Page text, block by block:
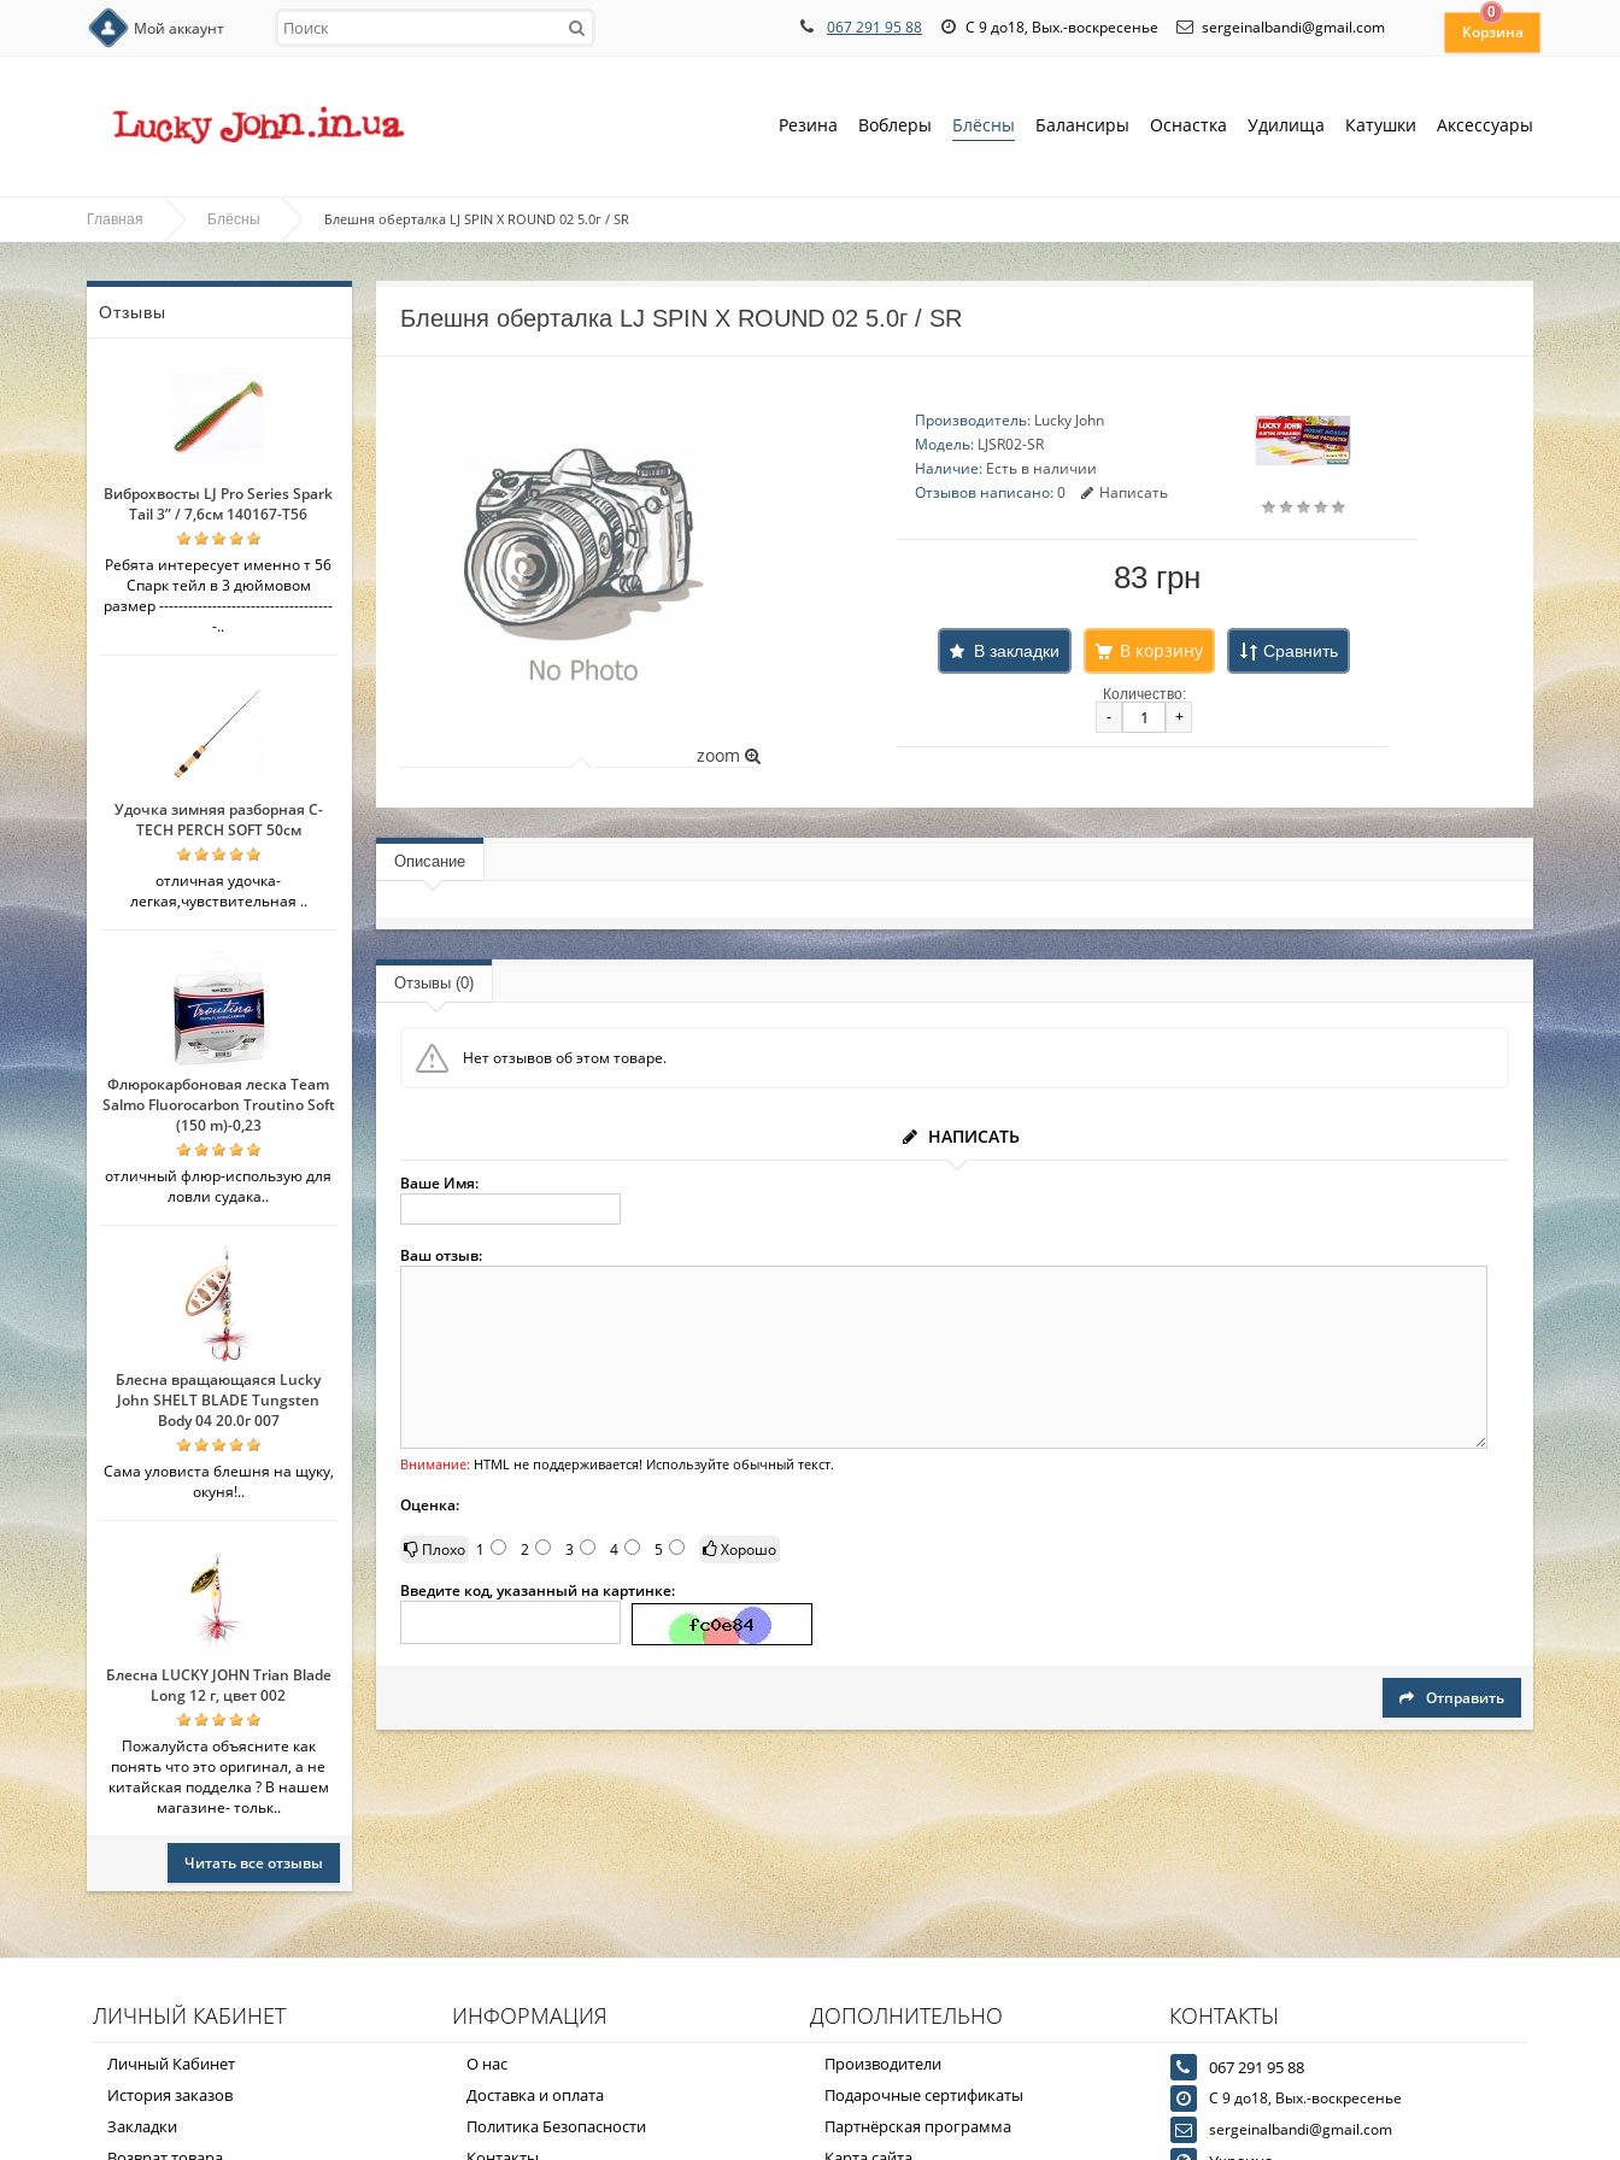
Мой аккаунт 067 291 95 88 С 9 до18, Вых.-воскресенье sergeinalbandi@gmail.com
0
Резина Воблеры Блёсны Балансиры Оснастка Удилища Катушки Аксессуары
Главная Блёсны Блешня оберталка LJ SPIN X ROUND 02 5.0г / SR
Отзывы
Виброхвосты LJ Pro Series Spark
Tail 3” / 7,6см 140167-T56
Ребята интересует именно т 56
Спарк тейл в 3 дюймовом
размер ------------------------------------
-..
Удочка зимняя разборная C-
TECH PERCH SOFT 50см
отличная удочка-
легкая,чувствительная ..
Флюрокарбоновая леска Team
Salmo Fluorocarbon Troutino Soft
(150 m)-0,23
отличный флюр-использую для
ловли судака..
Блесна вращающаяся Lucky
John SHELT BLADE Tungsten
Body 04 20.0г 007
Сама уловиста блешня на щуку,
окуня!..
Блесна LUCKY JOHN Trian Blade
Long 12 г, цвет 002
Пожалуйста объясните как
понять что это оригинал, а не
китайская подделка ? В нашем
магазине- тольк..
Читать все отзывы
Блешня оберталка LJ SPIN X ROUND 02 5.0г / SR
zoom
Производитель: Lucky John
Модель: LJSR02-SR
Наличие: Есть в наличии
Отзывов написано:0 Написать
83 грн
В закладки Сравнить
Количество:
-
+
Описание
Отзывы (0)
Нет отзывов об этом товаре.
НАПИСАТЬ
Ваше Имя:
Ваш отзыв:
Внимание: HTML не поддерживается! Используйте обычный текст.
Оценка:
Плохо 1 2 3 4 5
Хорошо
Введите код, указанный на картинке:
Отправить
ЛИЧНЫЙ КАБИНЕТ
Личный Кабинет
История заказов
Закладки
ИНФОРМАЦИЯ
О нас
Доставка и оплата
Политика Безопасности
ДОПОЛНИТЕЛЬНО
Производители
Подарочные сертификаты
Партнёрская программа
КОНТАКТЫ
067 291 95 88
С 9 до18, Вых.-воскресенье
sergeinalbandi@gmail.com